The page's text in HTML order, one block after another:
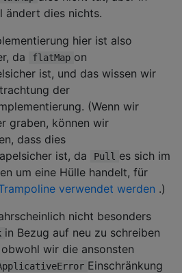
ändert dies nichts.
hier ist also
da
flatMap on
ist, und das wissen wir
der
(Wenn wir
graben, können wir
dass dies
ist, da Pull es sich im
um eine Hülle handelt, für
verwendet werden .)
nicht besonders
in Bezug auf neu zu schreiben
obwohl wir die ansonsten
Einschränkung